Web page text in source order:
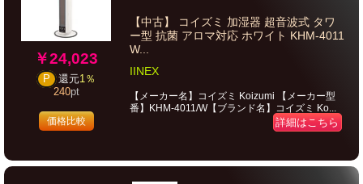
￥24,023
P 還元1％
240pt
価格比較
【中古】 コイズミ 加湿器 超音波式 タワ
ー型 抗菌 アロマ対応 ホワイト KHM-4011
W...
IINEX
【メーカー名】コイズミ Koizumi 【メーカー型
番】KHM-4011/W【ブランド名】コイズミ Ko...
詳細はこちら